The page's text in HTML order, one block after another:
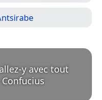
y avec tout
Confucius